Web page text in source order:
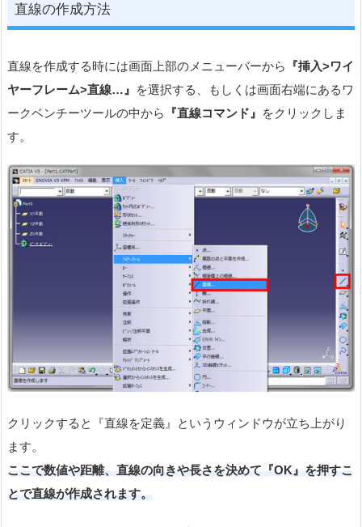
直線の作成方法
直線を作成する時には画面上部のメニューバーから
『挿入>ワイ
ヤーフレーム>直線…』 を選択する、もしくは画面右端にあるワ
ークベンチーツールの中から
『直線コマンド』 をクリックしま
す。
クリックすると『直線を定義』というウィンドウが立ち上がり
ます。
ここで数値や距離、直線の向きや長さを決めて『OK』を押すこ
とで直線が作成されます。